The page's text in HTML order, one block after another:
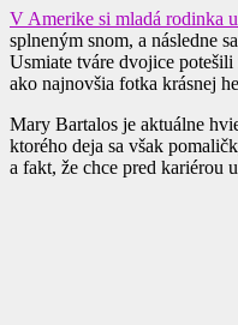
V Amerike si mladá rodinka
splneným snom, a následne
Usmiate tváre dvojice
ako najnovšia fotka krásnej
Mary Bartalos je aktuálne
ktorého deja sa však
a fakt, že chce pred kariérou